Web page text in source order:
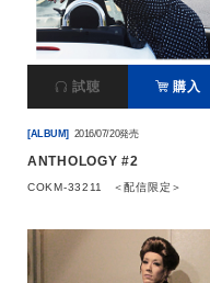
試聴 購入
[ALBUM] 2016/07/20発売
ANTHOLOGY #2
COKM-33211 ＜配信限定＞